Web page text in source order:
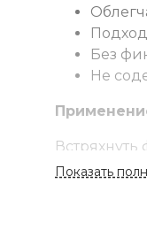
Без
Не
Состав
Показать